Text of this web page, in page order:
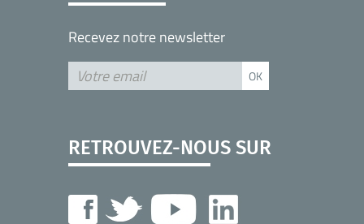
Recevez notre newsletter
RETROUVEZ-NOUS SUR